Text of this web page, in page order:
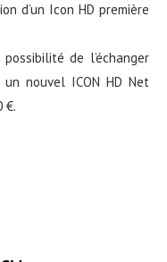
d’un Icon HD première
de l’échanger
nouvel ICON HD Net
€.